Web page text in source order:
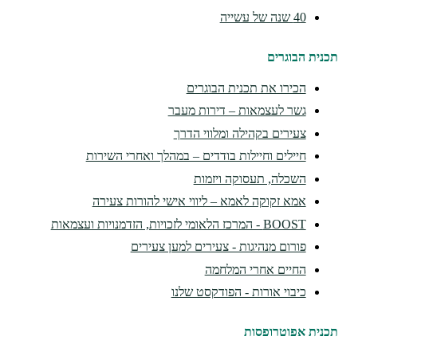
40 שנה של עשייה
תכנית הבוגרים
הכירו את תכנית הבוגרים
גשר לעצמאות – דירות מעבר
צעירים בקהילה ומלווי הדרך
חיילים וחיילות בודדים – במהלך ואחרי השירות
השכלה, תעסוקה ויזמות
אמא זקוקה לאמא – ליווי אישי להורות צעירה
BOOST - המרכז הלאומי לזכויות, הזדמנויות ועצמאות
פורום מנהיגות - צעירים למען צעירים
החיים אחרי המלחמה
כיבוי אורות - הפודקסט שלנו
תכנית אפוטרופסות